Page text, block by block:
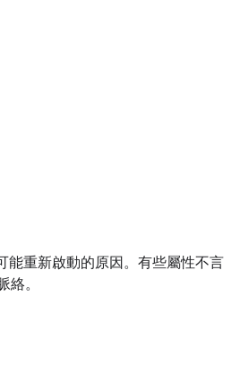
能重新啟動的原因。有些屬性不言
絡。